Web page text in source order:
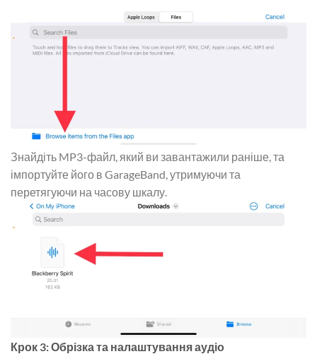
Знайдіть MP3-файл, який ви завантажили раніше, та
імпортуйте його в GarageBand, утримуючи та
перетягуючи на часову шкалу.
Крок 3: Обрізка та налаштування аудіо